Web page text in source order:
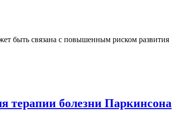
быть связана с повышенным риском развития
терапии болезни Паркинсона